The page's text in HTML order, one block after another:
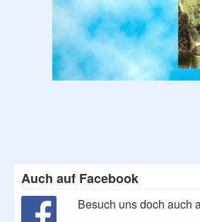
Auch auf Facebook
Besuch uns doch auch